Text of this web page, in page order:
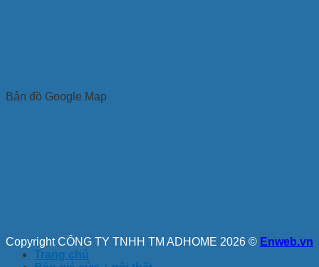
Bản đồ Google Map
Copyright CÔNG TY TNHH TM ADHOME 2026 © Enweb.vn
Trang chủ